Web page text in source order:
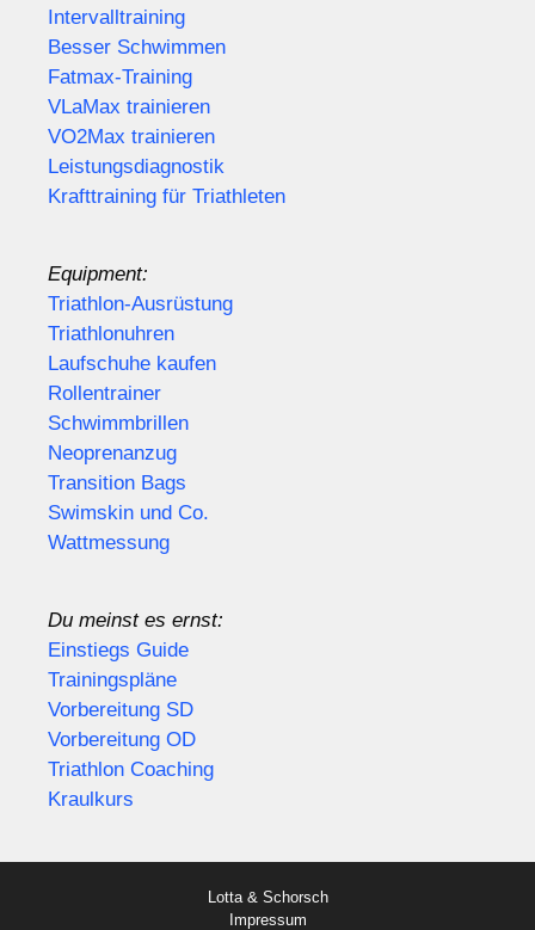
Intervalltraining
Besser Schwimmen
Fatmax-Training
VLaMax trainieren
VO2Max trainieren
Leistungsdiagnostik
Krafttraining für Triathleten
Equipment:
Triathlon-Ausrüstung
Triathlonuhren
Laufschuhe kaufen
Rollentrainer
Schwimmbrillen
Neoprenanzug
Transition Bags
Swimskin und Co.
Wattmessung
Du meinst es ernst:
Einstiegs Guide
Trainingspläne
Vorbereitung SD
Vorbereitung OD
Triathlon Coaching
Kraulkurs
Lotta & Schorsch
Impressum